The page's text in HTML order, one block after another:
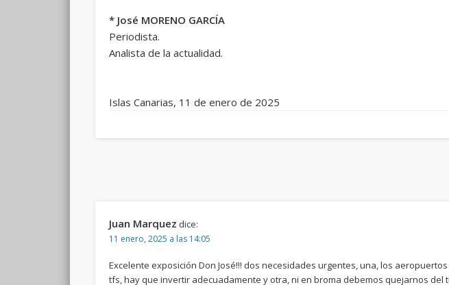
* José MORENO GARCÍA
Periodista.
Analista de la actualidad.
Islas Canarias, 11 de enero de 2025
Juan Marquez dice:
11 enero, 2025 a las 14:05
Excelente exposición Don José!!! dos necesidades urgentes, una, los
tfs, hay que invertir adecuadamente y otra, ni en broma debemos quejarnos